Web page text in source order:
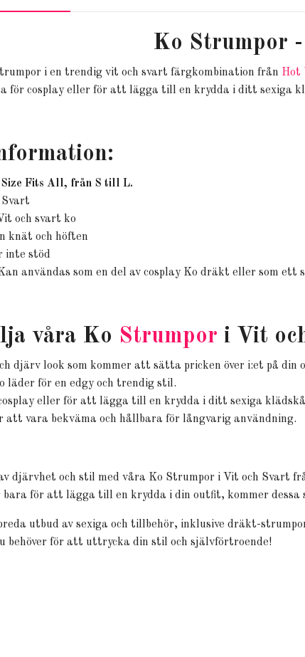
Ko Strumpor
i en trendig vit och svart färgkombination från Hot
för cosplay eller för att lägga till en krydda i ditt sexiga
Fits All, från S till L.
Svart
och svart ko
knät och höften
inte stöd
användas som en del av cosplay Ko dräkt eller som ett
våra Ko Strumpor i Vit
djärv look som kommer att sätta pricken över i:et på din
läder för en edgy och trendig stil.
eller för att lägga till en krydda i ditt sexiga
att vara bekväma och hållbara för långvarig användning.
djärvhet och stil med våra Ko Strumpor i Vit och Svart
för att lägga till en krydda i din outfit, kommer dessa
utbud av sexiga och tillbehör, inklusive dräkt-
behöver för att uttrycka din stil och självförtroende!